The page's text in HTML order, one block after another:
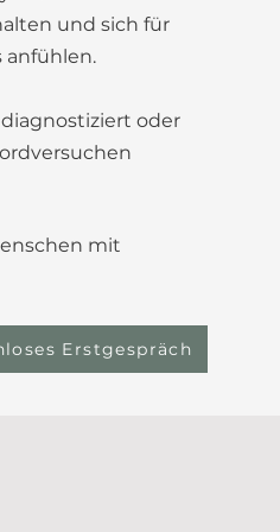
und sich für
anfühlen.
oder
mit
Erstgespräch